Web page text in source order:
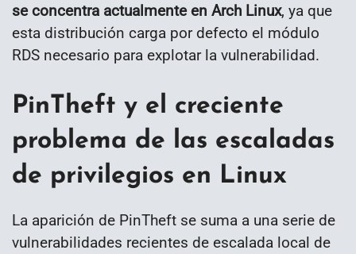
se concentra actualmente en Arch Linux, ya que
esta distribución carga por defecto el módulo
RDS necesario para explotar la vulnerabilidad.
PinTheft y el creciente
problema de las escaladas
de privilegios en Linux
La aparición de PinTheft se suma a una serie de
vulnerabilidades recientes de escalada local de